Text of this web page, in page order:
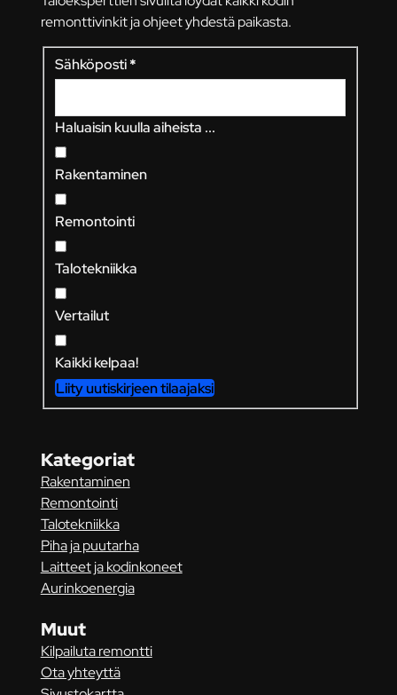
remonttivinkit ja ohjeet yhdestä paikasta.
Sähköposti*
Haluaisin kuulla aiheista ...
Rakentaminen
Remontointi
Talotekniikka
Vertailut
Kaikki kelpaa!
Liity uutiskirjeen tilaajaksi
Kategoriat
Rakentaminen
Remontointi
Talotekniikka
Piha ja puutarha
Laitteet ja kodinkoneet
Aurinkoenergia
Muut
Kilpailuta remontti
Ota yhteyttä